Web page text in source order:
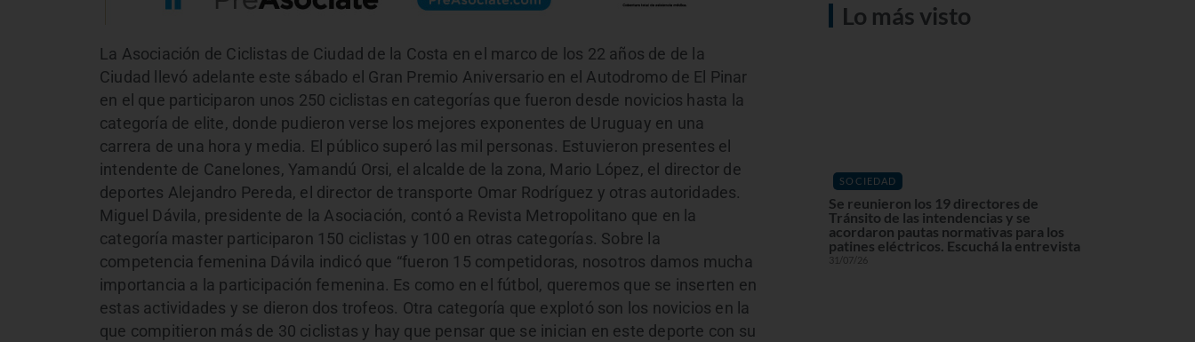
La Asociación de Ciclistas de Ciudad de la Costa en el marco de los 22 años de de la
Ciudad llevó adelante este sábado el Gran Premio Aniversario en el Autodromo de El Pinar
en el que participaron unos 250 ciclistas en categorías que fueron desde novicios hasta la
categoría de elite, donde pudieron verse los mejores exponentes de Uruguay en una
carrera de una hora y media. El público superó las mil personas. Estuvieron presentes el
intendente de Canelones, Yamandú Orsi, el alcalde de la zona, Mario López, el director de
deportes Alejandro Pereda, el director de transporte Omar Rodríguez y otras autoridades.
Miguel Dávila, presidente de la Asociación, contó a Revista Metropolitano que en la
categoría master participaron 150 ciclistas y 100 en otras categorías. Sobre la
competencia femenina Dávila indicó que “fueron 15 competidoras, nosotros damos mucha
importancia a la participación femenina. Es como en el fútbol, queremos que se inserten en
estas actividades y se dieron dos trofeos. Otra categoría que explotó son los novicios en la
que compitieron más de 30 ciclistas y hay que pensar que se inician en este deporte con su
Lo más visto
SOCIEDAD
Se reunieron los 19 directores de
Tránsito de las intendencias y se
acordaron pautas normativas para los
patines eléctricos. Escuchá la entrevista
31/07/26